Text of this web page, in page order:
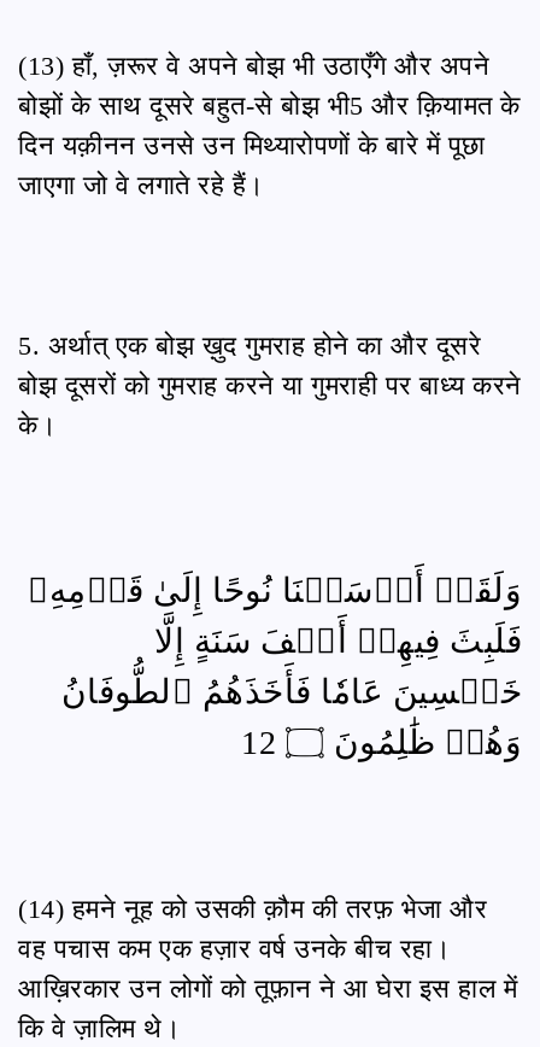
(13) हाँ, ज़रूर वे अपने बोझ भी उठाएँगे और अपने
बोझों के साथ दूसरे बहुत-से बोझ भी5 और क़ियामत के
दिन यक़ीनन उनसे उन मिथ्यारोपणों के बारे में पूछा
जाएगा जो वे लगाते रहे हैं।
5. अर्थात् एक बोझ ख़ुद गुमराह होने का और दूसरे
बोझ दूसरों को गुमराह करने या गुमराही पर बाध्य करने
के।
وَلَقَدۡ أَرۡسَلۡنَا نُوحًا إِلَىٰ قَوۡمِهِۦ
فَلَبِثَ فِيهِمۡ أَلۡفَ سَنَةٍ إِلَّا
خَمۡسِينَ عَامٗا فَأَخَذَهُمُ ٱلطُّوفَانُ
وَهُمۡ ظَٰلِمُونَ ۝ 12
(14) हमने नूह को उसकी क़ौम की तरफ़ भेजा और
वह पचास कम एक हज़ार वर्ष उनके बीच रहा।
आख़िरकार उन लोगों को तूफ़ान ने आ घेरा इस हाल में
कि वे ज़ालिम थे।